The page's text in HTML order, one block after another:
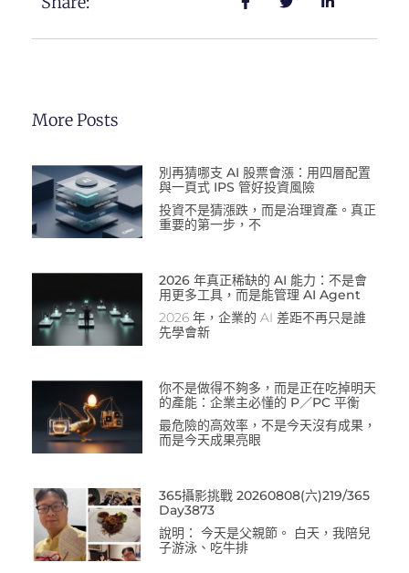
More Posts
別再猜哪支 AI 股票會漲：用四層配置
與一頁式 IPS 管好投資風險
投資不是猜漲跌，而是治理資產。真正
重要的第一步，不
2026 年真正稀缺的 AI 能力：不是會
用更多工具，而是能管理 AI Agent
2026 年，企業的 AI 差距不再只是誰
先學會新
你不是做得不夠多，而是正在吃掉明天
的產能：企業主必懂的 P／PC 平衡
最危險的高效率，不是今天沒有成果，
而是今天成果亮眼
365攝影挑戰 20260808(六)219/365
Day3873
說明： 今天是父親節。 白天，我陪兒
子游泳、吃牛排